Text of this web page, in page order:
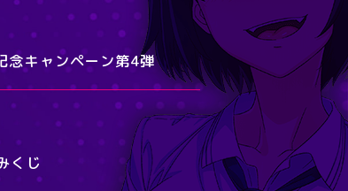
念キャンペーン第4弾
くじ